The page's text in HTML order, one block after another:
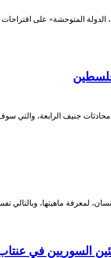
المتوحشة» على
والتي سوف تنتهي كما انتهت مفاوضات
لمعرفة ماهيتها،
السوريين في